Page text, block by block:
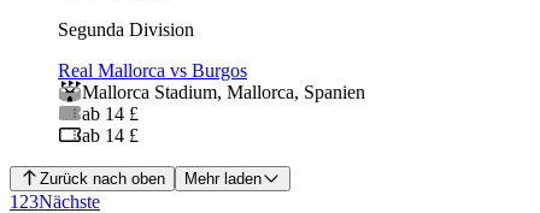
Segunda Division
Real Mallorca vs Burgos
Mallorca Stadium, Mallorca, Spanien
ab 14 £
ab 14 £
Zurück nach oben Mehr laden
1 23Nächste